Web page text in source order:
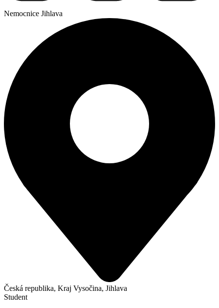
Nemocnice Jihlava
Česká republika, Kraj Vysočina, Jihlava
Student